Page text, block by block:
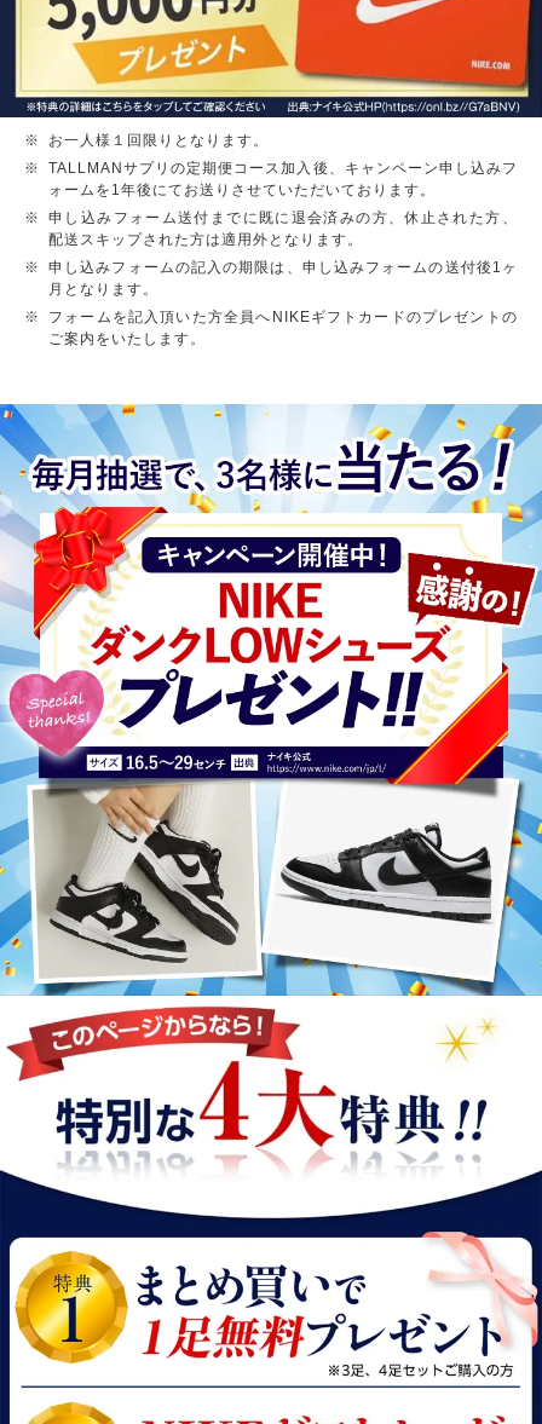
お一人様１回限りとなります。
TALLMANサプリの定期便コース加入後、キャンペーン申し込みフ
ォームを1年後にてお送りさせていただいております。
申し込みフォーム送付までに既に退会済みの方、休止された方、
配送スキップされた方は適用外となります。
申し込みフォームの記入の期限は、申し込みフォームの送付後1ヶ
月となります。
フォームを記入頂いた方全員へNIKEギフトカードのプレゼントの
ご案内をいたします。